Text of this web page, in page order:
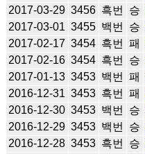
2017-03-29 3456 흑번 승
2017-03-01 3455 백번 승
2017-02-17 3454 흑번 패
2017-02-16 3454 흑번 승
2017-01-13 3453 백번 패
2016-12-31 3453 흑번 패
2016-12-30 3453 백번 승
2016-12-29 3453 백번 승
2016-12-28 3453 흑번 승